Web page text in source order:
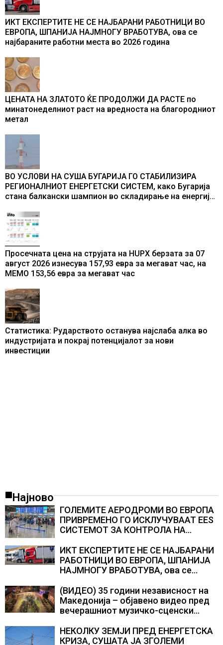
ИКТ ЕКСПЕРТИТЕ НЕ СЕ НАЈБАРАНИ РАБОТНИЦИ ВО
ЕВРОПА, ШПАНИЈА НАЈМНОГУ ВРАБОТУВА, oва се
најбараните работни места во 2026 година
ЦЕНАТА НА ЗЛАТОТО ЌЕ ПРОДОЛЖИ ДА РАСТЕ по
минатонеделниот раст на вредноста на благородниот
метал
ВО УСЛОВИ НА СУША БУГАРИЈА ГО СТАБИЛИЗИРА
РЕГИОНАЛНИОТ ЕНЕРГЕТСКИ СИСТЕМ, како Бугарија
стана балкански шампион во складирање на енергија
Просечната цена на струјата на HUPX берзата за 07
август 2026 изнесува 157,93 евра за мегават час, на
МЕМО 153,56 евра за мегават час
Статистика: Рударството останува најслаба алка во
индустријата и покрај потенцијалот за нови
инвестиции
Најново
ГОЛЕМИТЕ АЕРОДРОМИ ВО ЕВРОПА
ПРИВРЕМЕНО ГО ИСКЛУЧУВААТ ЕЕS
СИСТЕМОТ ЗА КОНТРОЛА НА
забавуваат протокот на патници на
аеродромите и предизвикува долги
редици
ИКТ ЕКСПЕРТИТЕ НЕ СЕ НАЈБАРАНИ
РАБОТНИЦИ ВО ЕВРОПА, ШПАНИЈА
НАЈМНОГУ ВРАБОТУВА, oва се
година
(ВИДЕО) 35 години независност на
Македонија – објавено видео пред
вечерашниот музичко-сценски
НЕКОЛКУ ЗЕМЈИ ПРЕД ЕНЕРГЕТСКА
КРИЗА, СУШАТА ЈА ЗГОЛЕМИ